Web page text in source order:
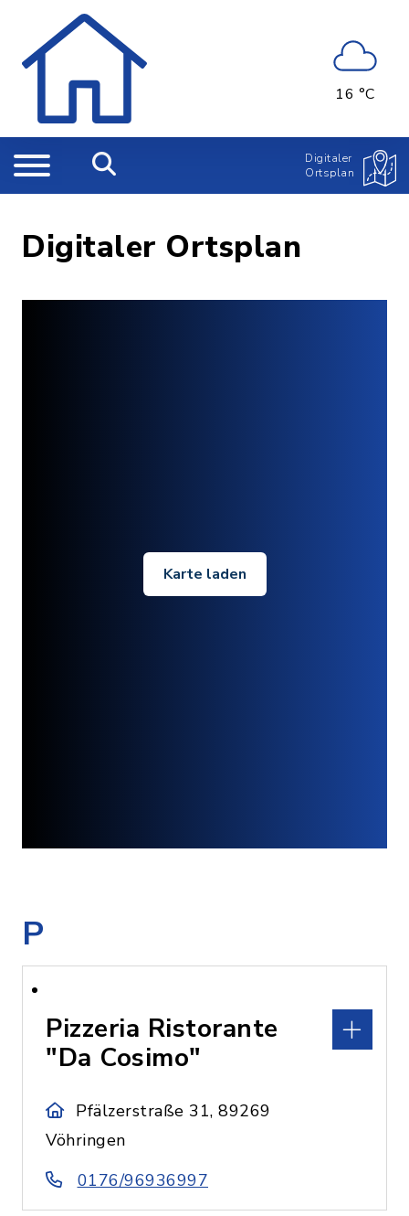
16 °C
Digitaler
Ortsplan
Digitaler Ortsplan
Karte laden
P
Pizzeria Ristorante
"Da Cosimo"
Pfälzerstraße 31, 89269
Vöhringen
0176/96936997